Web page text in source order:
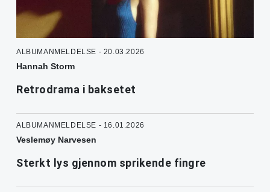
ALBUMANMELDELSE - 20.03.2026
Hannah Storm
Retrodrama i baksetet
ALBUMANMELDELSE - 16.01.2026
Veslemøy Narvesen
Sterkt lys gjennom sprikende fingre